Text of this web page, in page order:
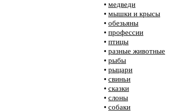
• медведи
• мышки и крысы
• обезьяны
• профессии
• птицы
• разные животные
• рыбы
• рыцари
• свиньи
• сказки
• слоны
• собаки